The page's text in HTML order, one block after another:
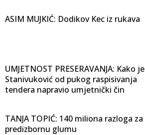
ASIM MUJKIĆ: Dodikov Kec iz rukava
UMJETNOST PRESERAVANJA: Kako je
Stanivuković od pukog raspisivanja
tendera napravio umjetnički čin
TANJA TOPIĆ: 140 miliona razloga za
predizbornu glumu